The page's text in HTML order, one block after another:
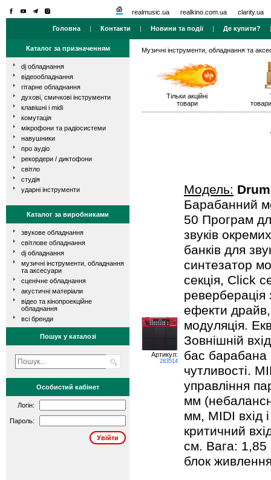
realmusic.ua realkino.com.ua clarity.ua
Головна | Контакти | Новини та події| Де купити?
Каталог за призначенням
dj обладнання
відеообладнання
гітарне обладнання
духові, смичкові інструменти
клавішні і midi
комутація
мікрофони та радіосистеми
навушники
про аудіо
рекордери / диктофони
світло
студія
ударні інструменти
Каталог за виробниками
звукове обладнання
світлове обладнання
dj обладнання
музичні інструменти, обладнання
та аксесуари
сценічне обладнання
акустичні матеріали
відео та кінопроекційне
обладнання
всі бренди
Пошук у каталозі
Особистий кабінет
Логін:
Пароль:
Музичні інструменти, обладнання та
Тільки акційні
товари
Артикул:
283514
Модель:
Барабанний
50 Програм
звуків
банків для
синтезатор
секція, Click
ефекти драйв,
модуляція.
Зовнішній
бас барабана
чутливості.
управління
мм
мм, MIDI вхід
критичний
см. Вага: 1,85
блок